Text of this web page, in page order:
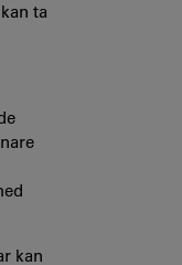
ta
kan